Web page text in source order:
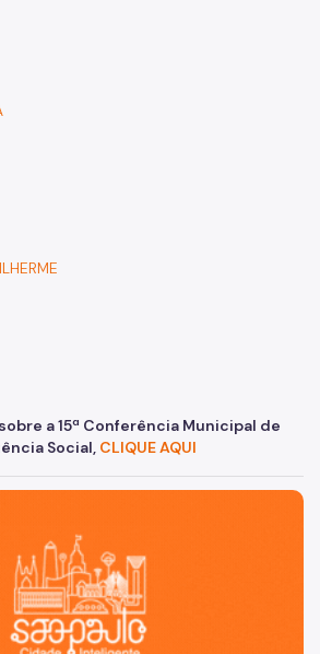
a 15ª Conferência Municipal de
Social, CLIQUE AQUI
resiliente e sustentável